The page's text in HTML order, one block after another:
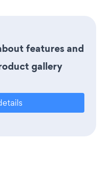
features and
gallery